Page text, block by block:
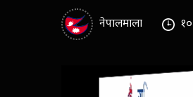
नेपालमाला